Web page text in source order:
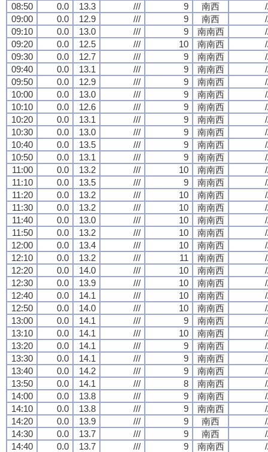
08:50
0.0 13.3 /// 9 南西
09:00
0.0 12.9 /// 9 南西
09:10
0.0 13.0 /// 9 南南西
09:20
0.0 12.5 /// 10 南南西
09:30
0.0 12.7 /// 9 南南西
09:40
0.0 13.1 /// 9 南南西
09:50
0.0 12.9 /// 9 南南西
10:00
0.0 13.0 /// 9 南南西
10:10
0.0 12.6 /// 9 南南西
10:20
0.0 13.1 /// 9 南南西
10:30
0.0 13.0 /// 9 南南西
10:40
0.0 13.5 /// 9 南南西
10:50
0.0 13.1 /// 9 南南西
11:00
0.0 13.2 /// 10 南南西
11:10
0.0 13.5 /// 9 南南西
11:20
0.0 13.2 /// 10 南南西
11:30
0.0 13.2 /// 10 南南西
11:40
0.0 13.0 /// 10 南南西
11:50
0.0 13.2 /// 10 南南西
12:00
0.0 13.4 /// 10 南南西
12:10
0.0 13.2 /// 11 南南西
12:20
0.0 14.0 /// 10 南南西
12:30
0.0 13.9 /// 10 南南西
12:40
0.0 14.1 /// 10 南南西
12:50
0.0 14.0 /// 10 南南西
13:00
0.0 14.1 /// 9 南南西
13:10
0.0 14.1 /// 10 南南西
13:20
0.0 14.1 /// 9 南南西
13:30
0.0 14.1 /// 9 南南西
13:40
0.0 14.2 /// 9 南南西
13:50
0.0 14.1 /// 8 南南西
14:00
0.0 13.8 /// 9 南南西
14:10
0.0 13.8 /// 9 南南西
14:20
0.0 13.9 /// 9 南西
14:30
0.0 13.7 /// 9 南西
14:40
0.0 13.7 /// 9 南南西